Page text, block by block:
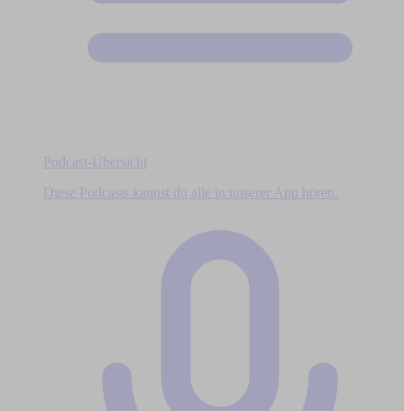
Podcast-Übersicht
Diese Podcasts kannst du alle in unserer App hören.